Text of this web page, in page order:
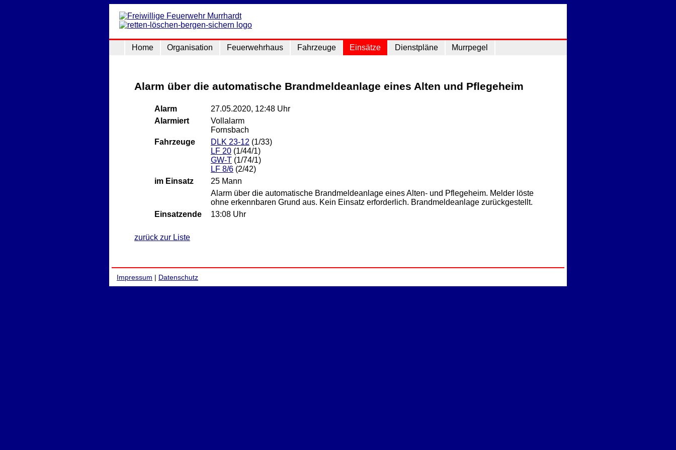
Home Organisation Feuerwehrhaus Fahrzeuge Einsätze Dienstpläne Murrpegel
Alarm über die automatische Brandmeldeanlage eines Alten und Pflegeheim
Alarm
27.05.2020, 12:48 Uhr
Alarmiert
Vollalarm
Fornsbach
Fahrzeuge
DLK 23-12 (1/33)
LF 20 (1/44/1)
GW-T (1/74/1)
LF 8/6 (2/42)
im Einsatz
25 Mann
Alarm über die automatische Brandmeldeanlage eines Alten- und Pflegeheim. Melder löste
ohne erkennbaren Grund aus. Kein Einsatz erforderlich. Brandmeldeanlage zurückgestellt.
Einsatzende
13:08 Uhr
zurück zur Liste
Impressum | Datenschutz